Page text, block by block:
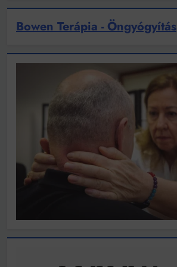
Bowen Terápia - Öngyógyítás